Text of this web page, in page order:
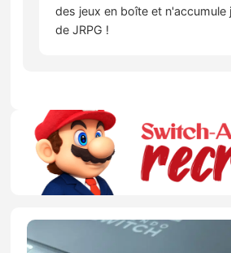
des jeux en boîte et n'accumule
de JRPG !